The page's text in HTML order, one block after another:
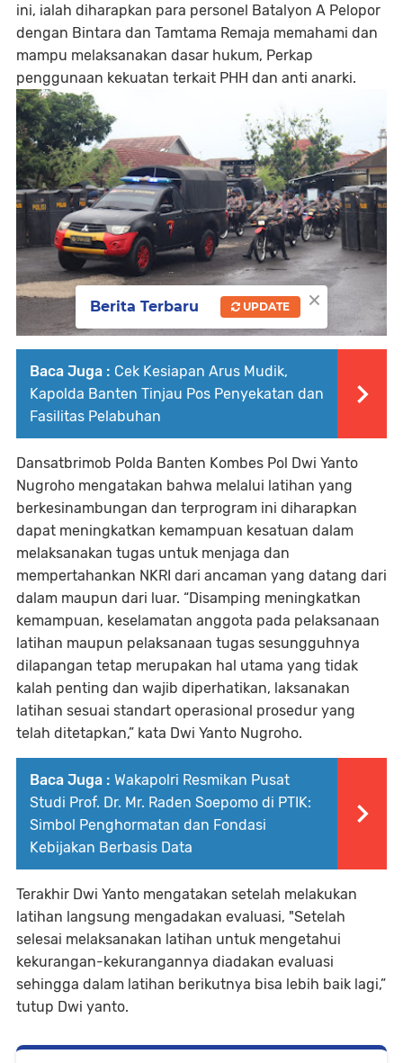
ini, ialah diharapkan para personel Batalyon A Pelopor
dengan Bintara dan Tamtama Remaja memahami dan
mampu melaksanakan dasar hukum, Perkap
penggunaan kekuatan terkait PHH dan anti anarki.
Baca Juga : Cek Kesiapan Arus Mudik,
Kapolda Banten Tinjau Pos Penyekatan dan
Fasilitas Pelabuhan
Dansatbrimob Polda Banten Kombes Pol Dwi Yanto
Nugroho mengatakan bahwa melalui latihan yang
berkesinambungan dan terprogram ini diharapkan
dapat meningkatkan kemampuan kesatuan dalam
melaksanakan tugas untuk menjaga dan
mempertahankan NKRI dari ancaman yang datang dari
dalam maupun dari luar. “Disamping meningkatkan
kemampuan, keselamatan anggota pada pelaksanaan
latihan maupun pelaksanaan tugas sesungguhnya
dilapangan tetap merupakan hal utama yang tidak
kalah penting dan wajib diperhatikan, laksanakan
latihan sesuai standart operasional prosedur yang
telah ditetapkan,” kata Dwi Yanto Nugroho.
Baca Juga : Wakapolri Resmikan Pusat
Studi Prof. Dr. Mr. Raden Soepomo di PTIK:
Simbol Penghormatan dan Fondasi
Kebijakan Berbasis Data
Terakhir Dwi Yanto mengatakan setelah melakukan
latihan langsung mengadakan evaluasi, "Setelah
selesai melaksanakan latihan untuk mengetahui
kekurangan-kekurangannya diadakan evaluasi
sehingga dalam latihan berikutnya bisa lebih baik lagi,”
tutup Dwi yanto.
×
Berita Terbaru UPDATE